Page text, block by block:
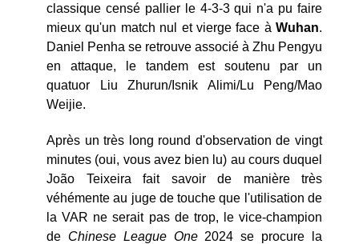
classique censé pallier le 4-3-3 qui n'a pu faire
mieux qu'un match nul et vierge face à Wuhan.
Daniel Penha se retrouve associé à Zhu Pengyu
en attaque, le tandem est soutenu par un
quatuor Liu Zhurun/Isnik Alimi/Lu Peng/Mao
Weijie.
Après un très long round d'observation de vingt
minutes (oui, vous avez bien lu) au cours duquel
João Teixeira fait savoir de manière très
véhémente au juge de touche que l'utilisation de
la VAR ne serait pas de trop, le vice-champion
de Chinese League One2024 se procure la